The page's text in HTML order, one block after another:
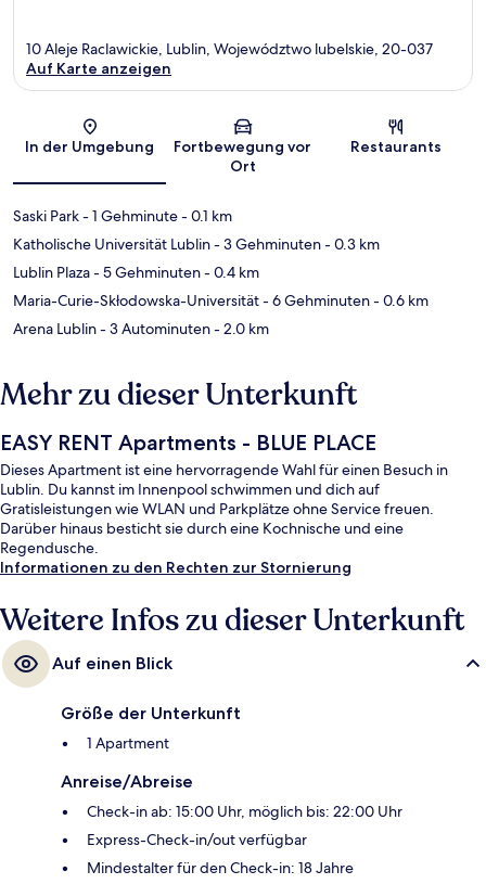
Karte
10 Aleje Raclawickie, Lublin, Województwo lubelskie, 20-037
Auf Karte anzeigen
In der Umgebung
Fortbewegung vor
Ort
Restaurants
Saski Park- 1 Gehminute- 0.1 km
Katholische Universität Lublin- 3 Gehminuten- 0.3 km
Lublin Plaza- 5 Gehminuten- 0.4 km
Maria-Curie-Skłodowska-Universität- 6 Gehminuten- 0.6 km
Arena Lublin- 3 Autominuten- 2.0 km
Mehr zu dieser Unterkunft
EASY RENT Apartments - BLUE PLACE
Dieses Apartment ist eine hervorragende Wahl für einen Besuch in
Lublin. Du kannst im Innenpool schwimmen und dich auf
Gratisleistungen wie WLAN und Parkplätze ohne Service freuen.
Darüber hinaus besticht sie durch eine Kochnische und eine
Regendusche.
Informationen zu den Rechten zur Stornierung
Weitere Infos zu dieser Unterkunft
Auf einen Blick
Größe der Unterkunft
1 Apartment
Anreise/Abreise
Check-in ab: 15:00 Uhr, möglich bis: 22:00 Uhr
Express-Check-in/out verfügbar
Mindestalter für den Check-in: 18 Jahre